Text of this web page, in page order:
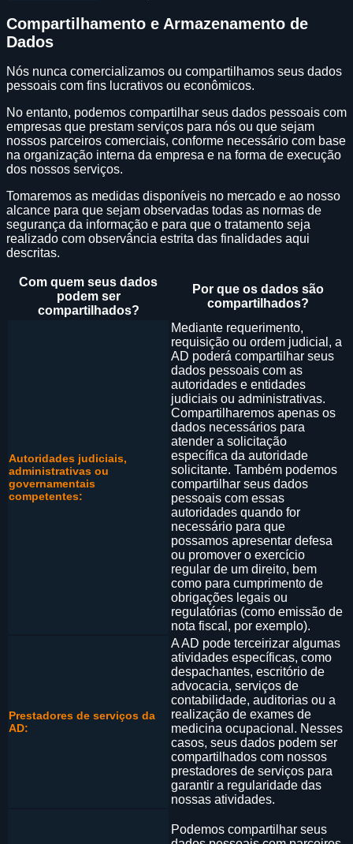
Compartilhamento e Armazenamento de
Dados
Nós nunca comercializamos ou compartilhamos seus dados
pessoais com fins lucrativos ou econômicos.
No entanto, podemos compartilhar seus dados pessoais com
empresas que prestam serviços para nós ou que sejam
nossos parceiros comerciais, conforme necessário com base
na organização interna da empresa e na forma de execução
dos nossos serviços.
Tomaremos as medidas disponíveis no mercado e ao nosso
alcance para que sejam observadas todas as normas de
segurança da informação e para que o tratamento seja
realizado com observância estrita das finalidades aqui
descritas.
Com quem seus dados
podem ser
compartilhados?
Por que os dados são
compartilhados?
Autoridades judiciais,
administrativas ou
governamentais
competentes:
Mediante requerimento,
requisição ou ordem judicial, a
AD poderá compartilhar seus
dados pessoais com as
autoridades e entidades
judiciais ou administrativas.
Compartilharemos apenas os
dados necessários para
atender a solicitação
específica da autoridade
solicitante. Também podemos
compartilhar seus dados
pessoais com essas
autoridades quando for
necessário para que
possamos apresentar defesa
ou promover o exercício
regular de um direito, bem
como para cumprimento de
obrigações legais ou
regulatórias (como emissão de
nota fiscal, por exemplo).
Prestadores de serviços da
AD:
A AD pode terceirizar algumas
atividades específicas, como
despachantes, escritório de
advocacia, serviços de
contabilidade, auditorias ou a
realização de exames de
medicina ocupacional. Nesses
casos, seus dados podem ser
compartilhados com nossos
prestadores de serviços para
garantir a regularidade das
nossas atividades.
Podemos compartilhar seus